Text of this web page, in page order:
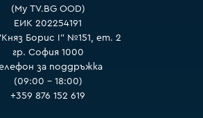
(My TV.BG OOD)
ЕИК 202254191
Борис I" №151, ет. 2
гр. София 1000
за поддръжка
(09:00 – 18:00)
+359 876 152 619